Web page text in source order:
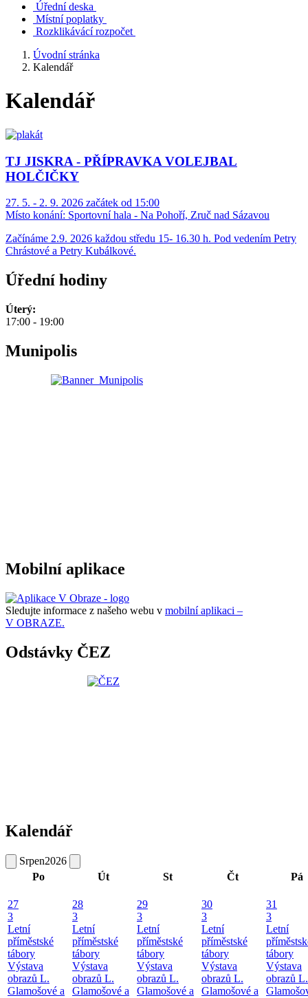
Úřední deska
Místní poplatky
Rozklikávácí rozpočet
Úvodní stránka
Kalendář
Kalendář
TJ JISKRA - PŘÍPRAVKA VOLEJBAL
HOLČIČKY
27. 5. - 2. 9. 2026 začátek od 15:00
Místo konání: Sportovní hala - Na Pohoří, Zruč nad Sázavou
Začínáme 2.9. 2026 každou středu 15- 16.30 h. Pod vedením Petry
Chrástové a Petry Kubálkové.
Úřední hodiny
Úterý:
17:00 - 19:00
Munipolis
Mobilní aplikace
Sledujte informace z našeho webu v mobilní aplikaci –
V OBRAZE.
Odstávky ČEZ
Kalendář
Srpen2026
Po
Út St Čt Pá
27
3
Letní
příměstské
tábory
Výstava
obrazů L.
Glamošové a
28
3
Letní
příměstské
tábory
Výstava
obrazů L.
Glamošové a
29
3
Letní
příměstské
tábory
Výstava
obrazů L.
Glamošové a
30
3
Letní
příměstské
tábory
Výstava
obrazů L.
Glamošové a
31
3
Letní
tábory
Výstava
obrazů L.